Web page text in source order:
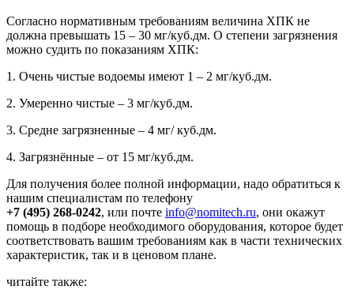
Согласно нормативным требованиям величина ХПК не
должна превышать 15 – 30 мг/куб.дм. О степени загрязнения
можно судить по показаниям ХПК:
1. Очень чистые водоемы имеют 1 – 2 мг/куб.дм.
2. Умеренно чистые – 3 мг/куб.дм.
3. Средне загрязненные – 4 мг/ куб.дм.
4. Загрязнённые – от 15 мг/куб.дм.
Для получения более полной информации, надо обратиться к
нашим специалистам по телефону
+7 (495) 268-0242, или почте info@nomitech.ru, они окажут
помощь в подборе необходимого оборудования, которое будет
соответствовать вашим требованиям как в части технических
характеристик, так и в ценовом плане.
читайте также: